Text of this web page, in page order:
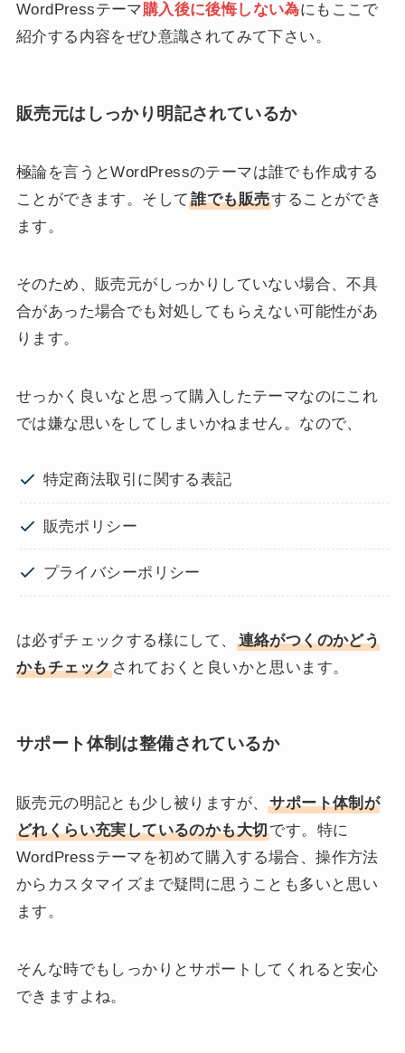
WordPressテーマ購入後に後悔しない為にもここで
紹介する内容をぜひ意識されてみて下さい。
販売元はしっかり明記されているか
極論を言うとWordPressのテーマは誰でも作成する
ことができます。そして誰でも販売することができ
ます。
そのため、販売元がしっかりしていない場合、不具
合があった場合でも対処してもらえない可能性があ
ります。
せっかく良いなと思って購入したテーマなのにこれ
では嫌な思いをしてしまいかねません。なので、
特定商法取引に関する表記
販売ポリシー
プライバシーポリシー
は必ずチェックする様にして、
連絡がつくのかどう
かもチェックされておくと良いかと思います。
サポート体制は整備されているか
販売元の明記とも少し被りますが、サポート体制が
どれくらい充実しているのかも大切です。特に
WordPressテーマを初めて購入する場合、操作方法
からカスタマイズまで疑問に思うことも多いと思い
ます。
そんな時でもしっかりとサポートしてくれると安心
できますよね。